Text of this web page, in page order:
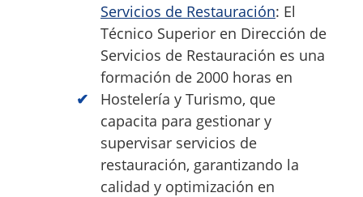
Servicios de Restauración: El
Técnico Superior en Dirección de
Servicios de Restauración es una
formación de 2000 horas en
Hostelería y Turismo, que
capacita para gestionar y
supervisar servicios de
restauración, garantizando la
calidad y optimización en